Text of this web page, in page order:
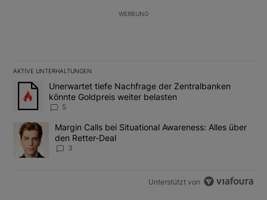
WERBUNG
AKTIVE UNTERHALTUNGEN
Das Folgende ist eine Liste der am meisten kommentierten
Ein Trendartikel mit dem Titel "Unerwartet tiefe Nachfrage der
Unerwartet tiefe Nachfrage der Zentralbanken
könnte Goldpreis weiter belasten
5
Ein Trendartikel mit dem Titel "Margin Calls bei Situational
Margin Calls bei Situational Awareness: Alles über
den Retter-Deal
3
Unterstützt von